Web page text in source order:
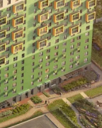
цвета
Сохранить и закрыть